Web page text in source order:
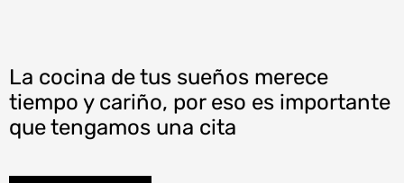
La cocina de tus sueños merece
tiempo y cariño, por eso es importante
que tengamos una cita